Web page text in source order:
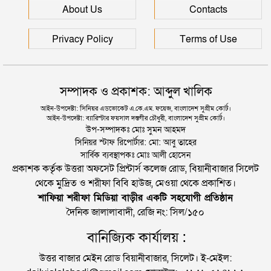
সিলেটে আরও দুইজনের মৃত্যু, হাসপাতালে ৩ শতাধিক
About Us Contacts
Privacy Policy Terms of Use
সম্পাদক ও প্রকাশক: আব্দুল খালিক
আইন-উপদেষ্টা: সিনিয়র এডভোকেট এ.কে.এম. ফয়েজ, বাংলাদেশ সুপ্রীম কোর্ট।
আইন-উপদেষ্টা: ব্যারিস্টার ফয়সাল দস্তগীর চৌধুরী, বাংলাদেশ সুপ্রীম কোর্ট।
উপ-সম্পাদকঃ মোঃ সুমন আহমদ
সিনিয়র স্টাফ রিপোর্টার: মো: আবু তাহের
সার্বিক ব্যবস্থাপকঃ মোঃ আলী হোসেন
প্রকাশক কর্তৃক উত্তরা অফসেট প্রিন্টার্স কলেজ রোড, বিয়ানীবাজার সিলেট
থেকে মুদ্রিত ও শরীফা বিবি হাউজ, মেওয়া থেকে প্রকাশিত।
শাফিয়া শরীফা মিডিয়া বাড়ীর একটি সহযোগী প্রতিষ্ঠান
দৈনিক জালালাবাদী, রেজি নং: সিল/১৫০
বানিজ্যিক কার্যালয় :
উত্তর বাজার মেইন রোড বিয়ানীবাজার, সিলেট। ই-মেইল: